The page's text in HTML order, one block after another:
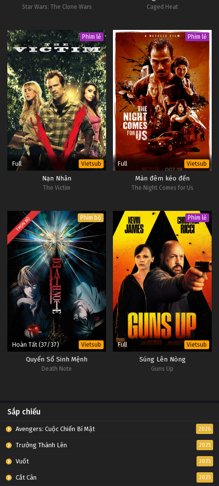
Tập 102
Đấu Phá Thương Khung Ngoại Truyện Tập 101
Tập 101
Đấu Phá Thương Khung Ngoại Truyện Tập 100
Tập 100
Đấu Phá Thương Khung Ngoại Truyện Tập 99
Tập 99
Đấu Phá Thương Khung Ngoại Truyện Tập 98
Đấu Phá Thương Khung Ngoại Truyện Tập 97
Đấu Phá Thương Khung Ngoại Truyện Tập 96
Tập 96
Đấu Phá Thương Khung Ngoại Truyện Tập 95
Tập 95
Đấu Phá Thương Khung Ngoại Truyện Tập 94
Tập 94
Đấu Phá Thương Khung Ngoại Truyện Tập 93
Đấu Phá Thương Khung Ngoại Truyện Tập 91
Tập 91
Đấu Phá Thương Khung Ngoại Truyện Tập 90
Star Wars: The Clone Wars Caged Heat
Phim lẻ
Full Vietsub
Nạn Nhân
The Victim
Phim lẻ
Full Vietsub
Màn đêm kéo đến
The Night Comes for Us
TRỌN BỘ Phim bộ
Hoàn Tất (37/37) Vietsub
Quyển Sổ Sinh Mệnh
Death Note
Phim lẻ
Full Vietsub
Súng Lên Nòng
Guns Up
Sắp chiếu
Avengers: Cuộc Chiến Bí Mật 2026
Trưởng Thành Lên 2025
Vuốt 2025
Cắt Cân 2025